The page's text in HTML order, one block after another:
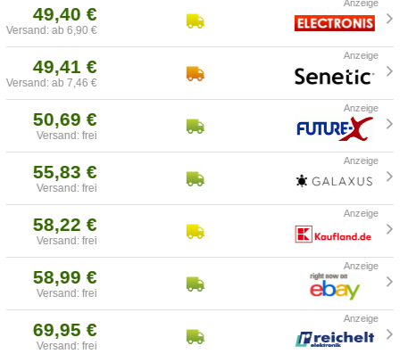
49,40 €
Versand: ab 6,90 €
49,41 €
Versand: ab 7,46 €
50,69 €
Versand: frei
55,83 €
Versand: frei
58,22 €
Versand: frei
58,99 €
Versand: frei
69,95 €
Versand: frei